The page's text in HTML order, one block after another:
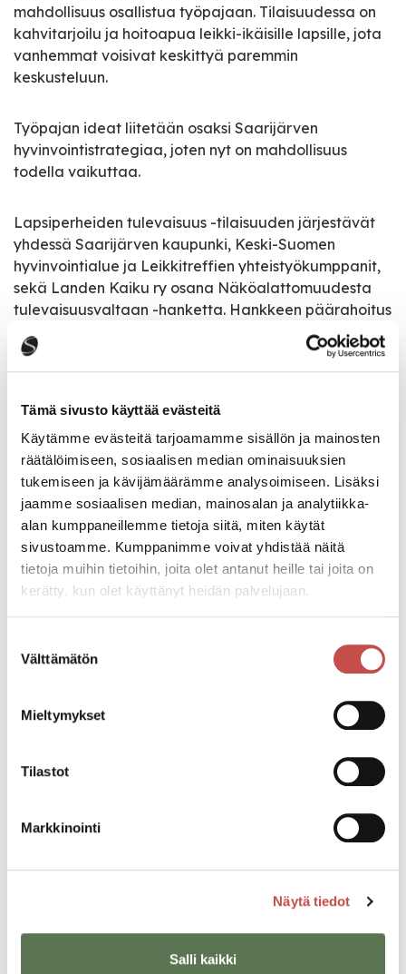
Tämä sivusto käyttää evästeitä
Käytämme evästeitä tarjoamamme sisällön ja mainosten
räätälöimiseen, sosiaalisen median ominaisuuksien
tukemiseen ja kävijämäärämme analysoimiseen. Lisäksi
jaamme sosiaalisen median, mainosalan ja analytiikka-
alan kumppaneillemme tietoja siitä, miten käytät
sivustoamme. Kumppanimme voivat yhdistää näitä
tietoja muihin tietoihin, joita olet antanut heille tai joita on
kerätty, kun olet käyttänyt heidän palvelujaan.
valinta
Välttämätön
Mieltymykset
Tilastot
Markkinointi
Näytä tiedot
Salli kaikki
mahdollisuus osallistua työpajaan. Tilaisuudessa on
kahvitarjoilu ja hoitoapua leikki-ikäisille lapsille, jota
vanhemmat voisivat keskittyä paremmin
keskusteluun.
Työpajan ideat liitetään osaksi Saarijärven
hyvinvointistrategiaa, joten nyt on mahdollisuus
todella vaikuttaa.
Lapsiperheiden tulevaisuus -tilaisuuden järjestävät
yhdessä Saarijärven kaupunki, Keski-Suomen
hyvinvointialue ja Leikkitreffien yhteistyökumppanit,
sekä Landen Kaiku ry osana Näköalattomuudesta
tulevaisuusvaltaan -hanketta. Hankkeen päärahoitus
maaseuturahastosta 2023–2027. Osarahoittajana
toimii Keskitien säätiö.
Tapahtumatiedot
Tapahtuman järjestäjä
Saarijärven kaupunki ja Landen kaiku ry
Tapahtumapaikka
Pääsymaksu
Jaa tapahtuma:
Linkedin